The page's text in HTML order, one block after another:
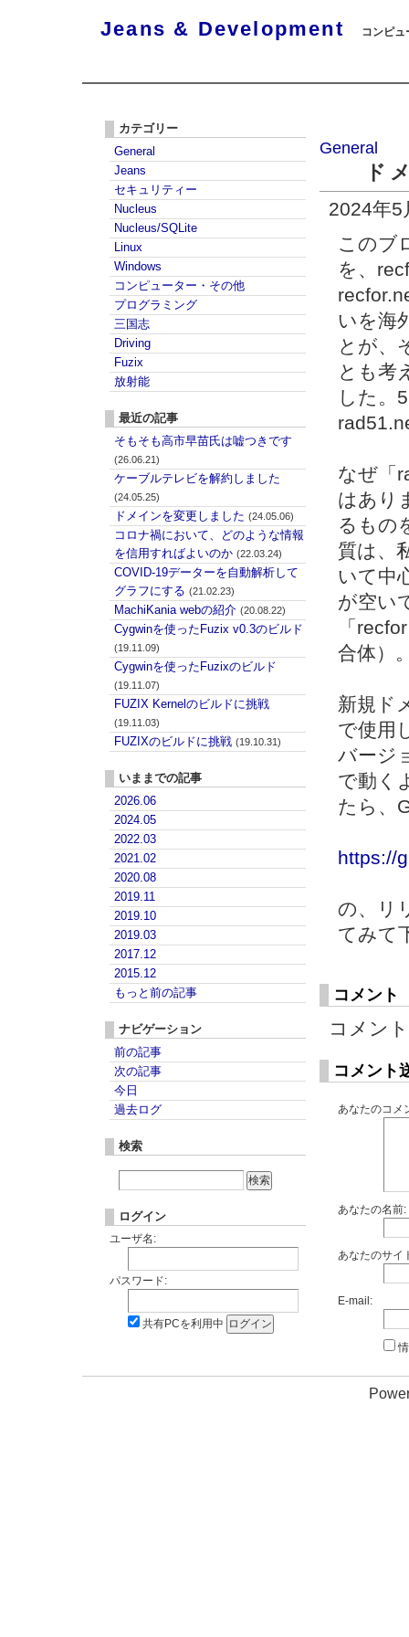
Jeans & Development コンピュ
General
ド
2024年5
このブ
を、
いを海
とが、
とも考
した。
なぜ「
はあり
るもの
質は、
いて中
が空い
「
合体）
新規ド
で使用
バージ
で動く
たら、
https://
の、リ
てみて
コメント
コメン
コメント
あなたのコメ
あなたの名前:
あなたのサイ
E-mail:
カテゴリー
General
Jeans
セキュリティー
Nucleus
Nucleus/SQLite
Linux
Windows
コンピューター・その他
プログラミング
三国志
Driving
Fuzix
放射能
最近の記事
そもそも高市早苗氏は嘘つきです
(26.06.21)
ケーブルテレビを解約しました
(24.05.25)
ドメインを変更しました (24.05.06)
コロナ禍において、どのような情報
を信用すればよいのか (22.03.24)
COVID-19データーを自動解析して
グラフにする (21.02.23)
MachiKania webの紹介 (20.08.22)
Cygwinを使ったFuzix v0.3のビルド
(19.11.09)
Cygwinを使ったFuzixのビルド
(19.11.07)
FUZIX Kernelのビルドに挑戦
(19.11.03)
FUZIXのビルドに挑戦 (19.10.31)
いままでの記事
2026.06
2024.05
2022.03
2021.02
2020.08
2019.11
2019.10
2019.03
2017.12
2015.12
もっと前の記事
ナビゲーション
前の記事
次の記事
今日
過去ログ
検索
ログイン
ユーザ名:
パスワード:
共有PCを利用中